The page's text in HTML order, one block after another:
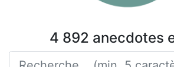
4 892 anecdotes